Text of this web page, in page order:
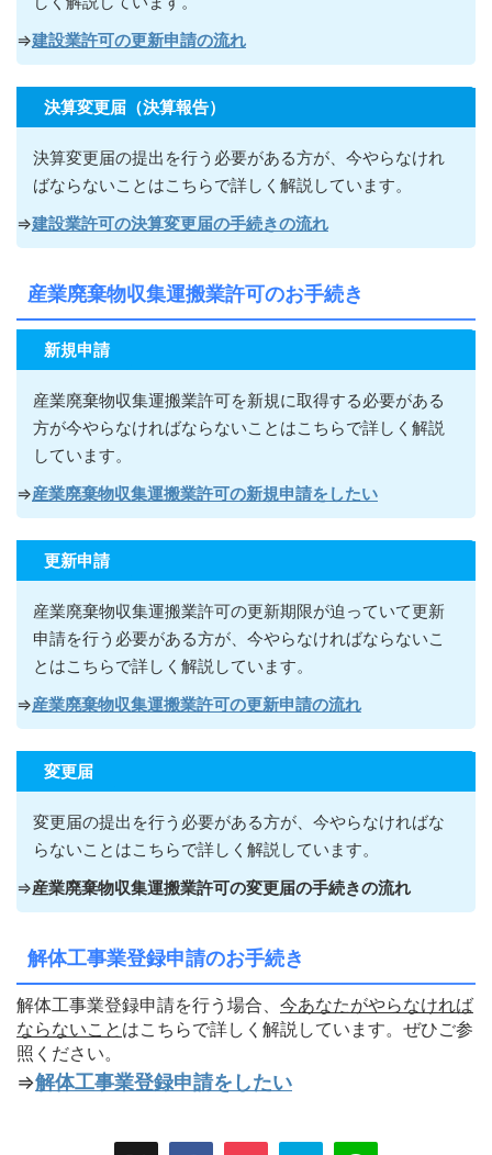
⇒建設業許可の更新申請の流れ
決算変更届（決算報告）
決算変更届の提出を行う必要がある方が 、今やらなけれ
ばならないこ とはこちらで詳しく解説しています。
⇒建設業許可の決算変更届の手続きの流れ
産業廃棄物収集運搬業許可のお手続き
新規申請
産業廃棄物収集運搬業許可を新規に取得する必要がある
方が今やらなければならないこ とはこちらで詳しく解説
しています。
⇒産業廃棄物収集運搬業許可の新規申請をしたい
更新申請
産業廃棄物収集運搬業許可の更新期限が迫っていて更新
申請を行う必要がある方が 、今やらなければならないこ
とはこちらで詳しく解説しています。
⇒産業廃棄物収集運搬業許可の更新申請の流れ
変更届
変更届の提出を行う必要がある方が 、今やらなければな
らないこ とはこちらで詳しく解説しています。
⇒産業廃棄物収集運搬業許可の変更届の手続きの流れ
解体工事業登録申請のお手続き
解体工事業登録申請を行う場合、 今あなたがやらなければ
ならないこ と はこちらで詳しく解説しています。ぜひご参
照ください。
⇒解体工事業登録申請をしたい